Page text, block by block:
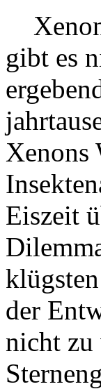
gibt es
Xenons
Eiszeit
der
nicht zu